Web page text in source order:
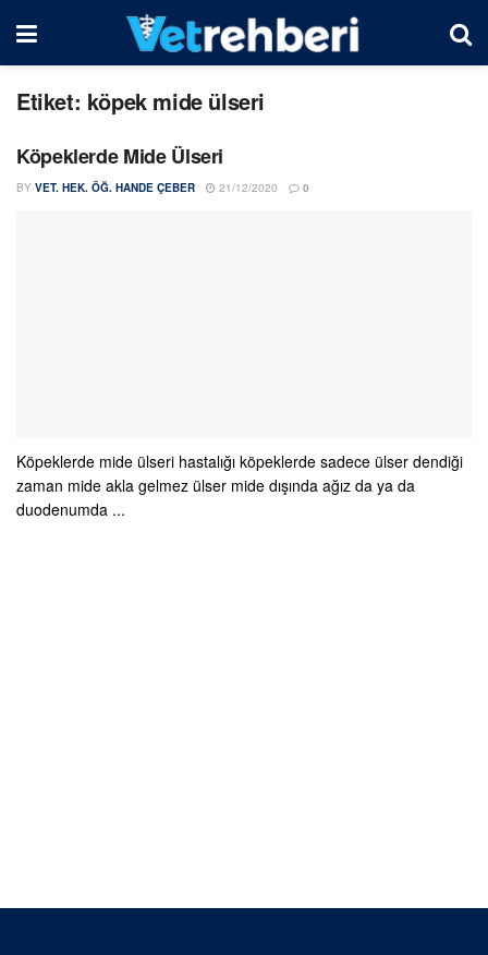
Etiket: köpek mide ülseri
Köpeklerde Mide Ülseri
BY VET. HEK. ÖĞ. HANDE ÇEBER 21/12/2020 0
Köpeklerde mide ülseri hastalığı köpeklerde sadece ülser dendiği
zaman mide akla gelmez ülser mide dışında ağız da ya da
duodenumda ...